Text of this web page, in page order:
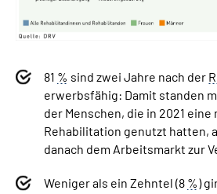
81­ % sind zwei Jahre nach der
erwerbsfähig: Damit standen
der Menschen, die in 2021 eine
Rehabilitation genutzt hatten,
danach dem Arbeitsmarkt zur
Weniger als ein Zehntel (8­ %)